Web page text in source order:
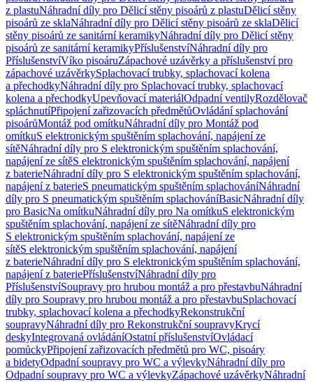
z plastuNáhradní díly pro Dělicí stěny pisoárů z plastuDělicí stěny
pisoárů ze sklaNáhradní díly pro Dělicí stěny pisoárů ze sklaDělicí
stěny pisoárů ze sanitární keramikyNáhradní díly pro Dělicí stěny
pisoárů ze sanitární keramikyPříslušenstvíNáhradní díly pro
PříslušenstvíVíko pisoáruZápachové uzávěrky a příslušenství pro
zápachové uzávěrkySplachovací trubky, splachovací kolena
a přechodkyNáhradní díly pro Splachovací trubky, splachovací
kolena a přechodkyUpevňovací materiálOdpadní ventilyRozdělovač
spláchnutíPřipojení zařizovacích předmětůOvládání splachování
pisoárůMontáž pod omítkuNáhradní díly pro Montáž pod
omítkuS elektronickým spuštěním splachování, napájení ze
sítěNáhradní díly pro S elektronickým spuštěním splachování,
napájení ze sítěS elektronickým spuštěním splachování, napájení
z baterieNáhradní díly pro S elektronickým spuštěním splachování,
napájení z baterieS pneumatickým spuštěním splachováníNáhradní
díly pro S pneumatickým spuštěním splachováníBasicNáhradní díly
pro BasicNa omítkuNáhradní díly pro Na omítkuS elektronickým
spuštěním splachování, napájení ze sítěNáhradní díly pro
S elektronickým spuštěním splachování, napájení ze
sítěS elektronickým spuštěním splachování, napájení
z baterieNáhradní díly pro S elektronickým spuštěním splachování,
napájení z bateriePříslušenstvíNáhradní díly pro
PříslušenstvíSoupravy pro hrubou montáž a pro přestavbuNáhradní
díly pro Soupravy pro hrubou montáž a pro přestavbuSplachovací
trubky, splachovací kolena a přechodkyRekonstrukční
soupravyNáhradní díly pro Rekonstrukční soupravyKrycí
deskyIntegrovaná ovládáníOstatní příslušenstvíOvládací
pomůckyPřipojení zařizovacích předmětů pro WC, pisoáry
a bidetyOdpadní soupravy pro WC a výlevkyNáhradní díly pro
Odpadní soupravy pro WC a výlevkyZápachové uzávěrkyNáhradní